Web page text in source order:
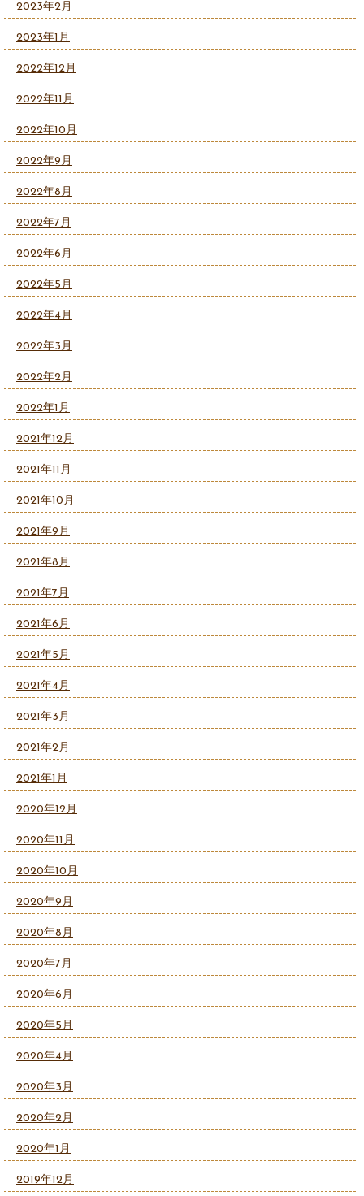
2023年2月
2023年1月
2022年12月
2022年11月
2022年10月
2022年9月
2022年8月
2022年7月
2022年6月
2022年5月
2022年4月
2022年3月
2022年2月
2022年1月
2021年12月
2021年11月
2021年10月
2021年9月
2021年8月
2021年7月
2021年6月
2021年5月
2021年4月
2021年3月
2021年2月
2021年1月
2020年12月
2020年11月
2020年10月
2020年9月
2020年8月
2020年7月
2020年6月
2020年5月
2020年4月
2020年3月
2020年2月
2020年1月
2019年12月